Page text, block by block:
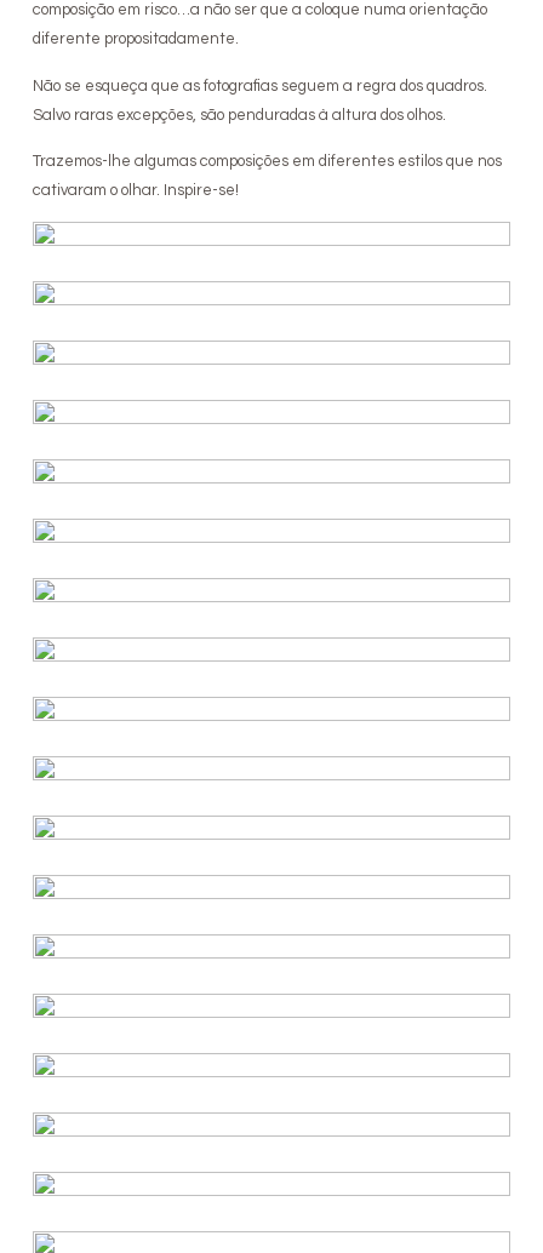
composição em risco…a não ser que a coloque numa orientação
diferente propositadamente.
Não se esqueça que as fotografias seguem a regra dos quadros.
Salvo raras excepções, são penduradas à altura dos olhos.
Trazemos-lhe algumas composições em diferentes estilos que nos
cativaram o olhar. Inspire-se!